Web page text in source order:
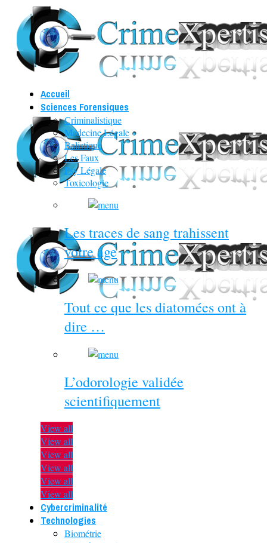
Accueil
Sciences Forensiques
Criminalistique
Médecine Légale
Balistique
Les Faux
Psy Légale
Toxicologie
Les traces de sang trahissent
votre âge
Tout ce que les diatomées ont à
dire …
L’odorologie validée
scientifiquement
View all
View all
View all
View all
View all
View all
Cybercriminalité
Technologies
Biométrie